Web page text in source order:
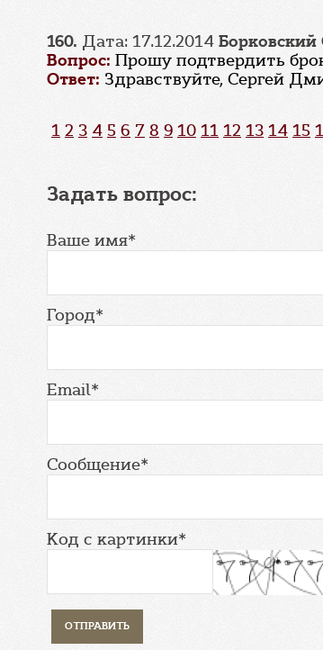
160. Дата: 17.12.2014
Вопрос: Прошу подтвердить
Ответ: Здравствуйте, Сергей
1 2 3 4 5 6 7 8 9 10 11 12 13 14 15
Задать вопрос:
Ваше имя*
Город*
Email*
Сообщение*
Код с картинки*